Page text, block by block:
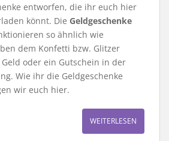
entworfen, die ihr euch hier
könnt. Die Geldgeschenke
so ähnlich wie
dem Konfetti bzw. Glitzer
oder ein Gutschein in der
Wie ihr die Geldgeschenke
wir euch hier.
WEITERLESEN